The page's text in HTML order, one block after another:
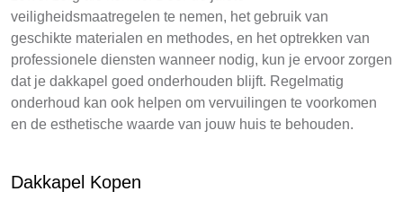
veiligheidsmaatregelen te nemen, het gebruik van
geschikte materialen en methodes, en het optrekken van
professionele diensten wanneer nodig, kun je ervoor zorgen
dat je dakkapel goed onderhouden blijft. Regelmatig
onderhoud kan ook helpen om vervuilingen te voorkomen
en de esthetische waarde van jouw huis te behouden.
Dakkapel Kopen